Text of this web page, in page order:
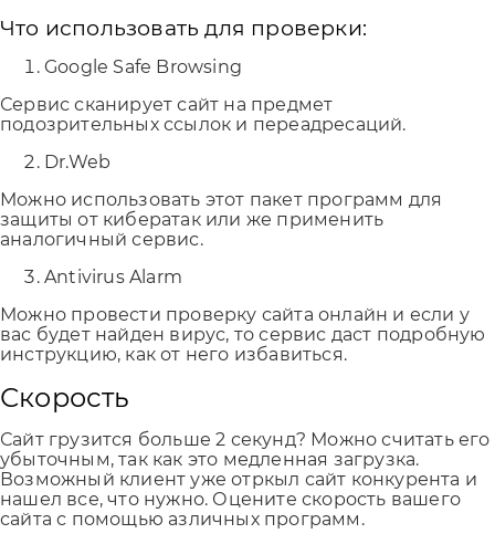
Что использовать для проверки:
Google Safe Browsing
Сервис сканирует сайт на предмет
подозрительных ссылок и переадресаций.
Dr.Web
Можно использовать этот пакет программ для
защиты от кибератак или же применить
аналогичный сервис.
Antivirus Alarm
Можно провести проверку сайта онлайн и если у
вас будет найден вирус, то сервис даст подробную
инструкцию, как от него избавиться.
Скорость
Сайт грузится больше 2 секунд? Можно считать его
убыточным, так как это медленная загрузка.
Возможный клиент уже отркыл сайт конкурента и
нашел все, что нужно. Оцените скорость вашего
сайта с помощью азличных программ.